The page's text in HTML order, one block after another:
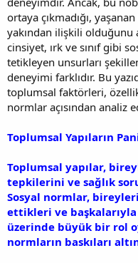
ortaya çıkmadığı,
yakından ilişkili olduğunu
cinsiyet, ırk ve sınıf gibi
tetikleyen unsurları
deneyimi farklıdır. Bu
toplumsal faktörleri,
normlar açısından analiz
Toplumsal Yapıların
Toplumsal yapılar,
tepkilerini ve sağlık
Sosyal normlar,
ettikleri ve
üzerinde büyük bir rol
normların baskıları